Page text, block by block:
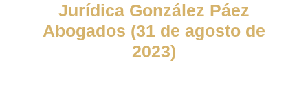
Jurídica González Páez
Abogados (31 de agosto de
2023)